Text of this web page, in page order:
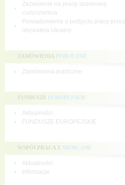
Zezwolenie na pracę sezonową
cudzoziemca
Powiadomienie o podjęciu pracy przez
obywatela Ukrainy
ZAMÓWIENIA PUBLICZNE
Zamówienia publiczne
FUNDUSZE EUROPEJSKIE
Aktualności
FUNDUSZE EUROPEJSKIE
WSPÓŁPRACA Z NIEMCAMI
Aktualności
Informacje